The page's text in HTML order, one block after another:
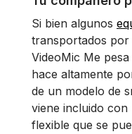
Si bien algunos
transportados
VideoMic Me
hace altamente
de un modelo de
viene incluido
flexible que se